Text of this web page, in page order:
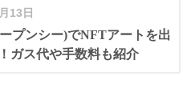
13日
プンシー)でNFTアートを出
ガス代や手数料も紹介